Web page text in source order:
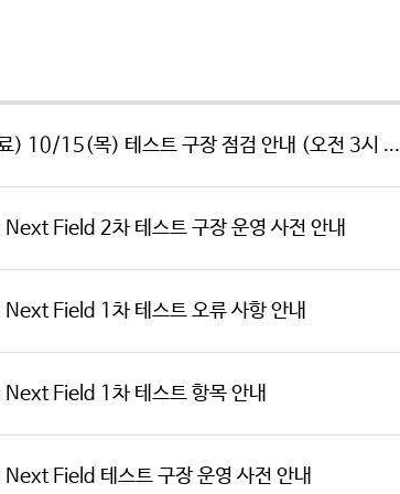
) 10/15(목) 테스트 구장 점검 안내 (오전 3시 ...
Field 2차 테스트 구장 운영 사전 안내
Field 1차 테스트 오류 사항 안내
Field 1차 테스트 항목 안내
Field 테스트 구장 운영 사전 안내